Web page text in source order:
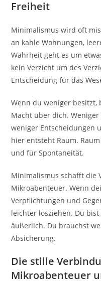
Freiheit
Minimalismus wird oft
an kahle Wohnungen,
Wahrheit geht es um
kein Verzicht um des
Entscheidung für das
Wenn du weniger besitzt,
Macht über dich.
weniger Entscheidungen
hier entsteht Raum.
und für Spontaneität.
Minimalismus schafft die
Mikroabenteuer. Wenn
Verpflichtungen und
leichter losziehen. Du
äußerlich. Du brauchst
Absicherung.
Die stille
Mikroabenteuer